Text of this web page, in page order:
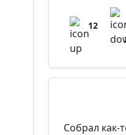
12
Собрал как-